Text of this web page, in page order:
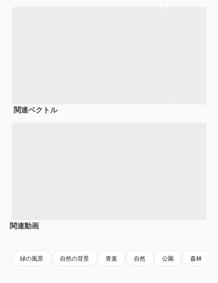
関連ベクトル
関連動画
緑の風景 自然の背景 青葉 自然 公園 森林